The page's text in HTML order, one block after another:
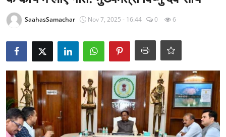
Epaper
धर्म
लाइफस्टाइल
टेक
SaahasSamachar Nov 7, 2025 - 16:44 0 6